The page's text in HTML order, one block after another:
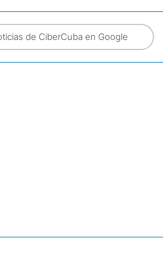
de CiberCuba en Google